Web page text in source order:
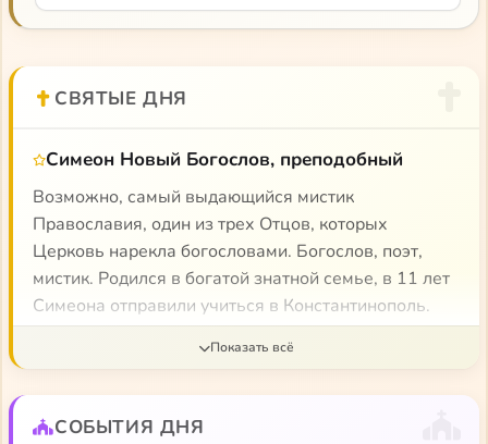
СВЯТЫЕ ДНЯ
Симеон Новый Богослов, преподобный
Возможно, самый выдающийся мистик
Православия, один из трех Отцов, которых
Церковь нарекла богословами. Богослов, поэт,
мистик. Родился в богатой знатной семье, в 11 лет
Симеона отправили учиться в Константинополь.
Благодаря протекции дяди Симеон молодым
человеком становится чиновником при
подтолкнула Симеона на путь иночества. Он
СОБЫТИЯ ДНЯ